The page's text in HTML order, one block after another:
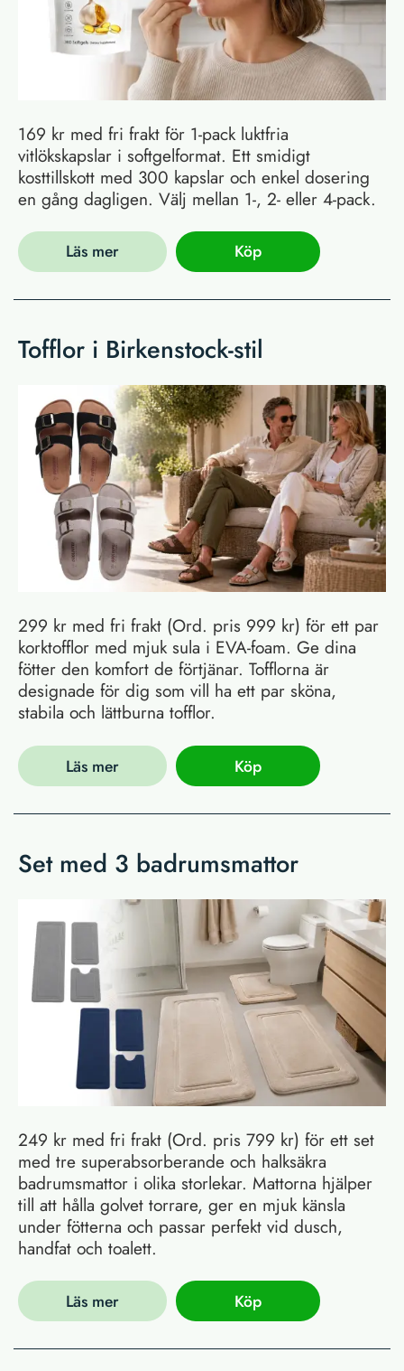
169 kr med fri frakt för 1-pack luktfria
vitlökskapslar i softgelformat. Ett smidigt
kosttillskott med 300 kapslar och enkel dosering
en gång dagligen. Välj mellan 1-, 2- eller 4-pack.
Läs mer Köp
Tofflor i Birkenstock-stil
299 kr med fri frakt (Ord. pris 999 kr) för ett par
korktofflor med mjuk sula i EVA-foam. Ge dina
fötter den komfort de förtjänar. Tofflorna är
designade för dig som vill ha ett par sköna,
stabila och lättburna tofflor.
Läs mer Köp
Set med 3 badrumsmattor
249 kr med fri frakt (Ord. pris 799 kr) för ett set
med tre superabsorberande och halksäkra
badrumsmattor i olika storlekar. Mattorna hjälper
till att hålla golvet torrare, ger en mjuk känsla
under fötterna och passar perfekt vid dusch,
handfat och toalett.
Läs mer Köp